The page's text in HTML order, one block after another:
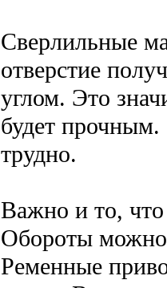
Сверлильные
отверстие
углом. Это
будет
трудно.
Важно и то, что
Обороты можно
Ременные